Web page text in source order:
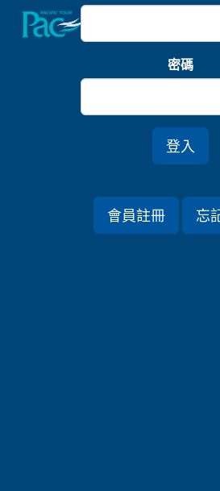
密碼
登入
會員註冊 忘